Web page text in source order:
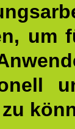
um